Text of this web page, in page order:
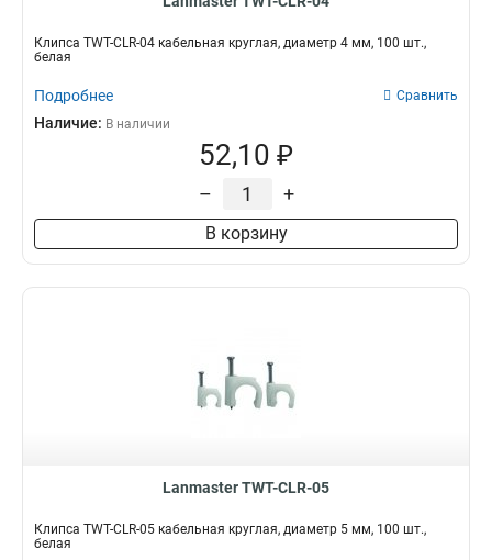
Клипса TWT-CLR-04 кабельная круглая, диаметр 4 мм, 100 шт.,
белая
Подробнее Сравнить
Наличие: В наличии
52,10 ₽
– +
В корзину
Lanmaster TWT-CLR-05
Клипса TWT-CLR-05 кабельная круглая, диаметр 5 мм, 100 шт.,
белая